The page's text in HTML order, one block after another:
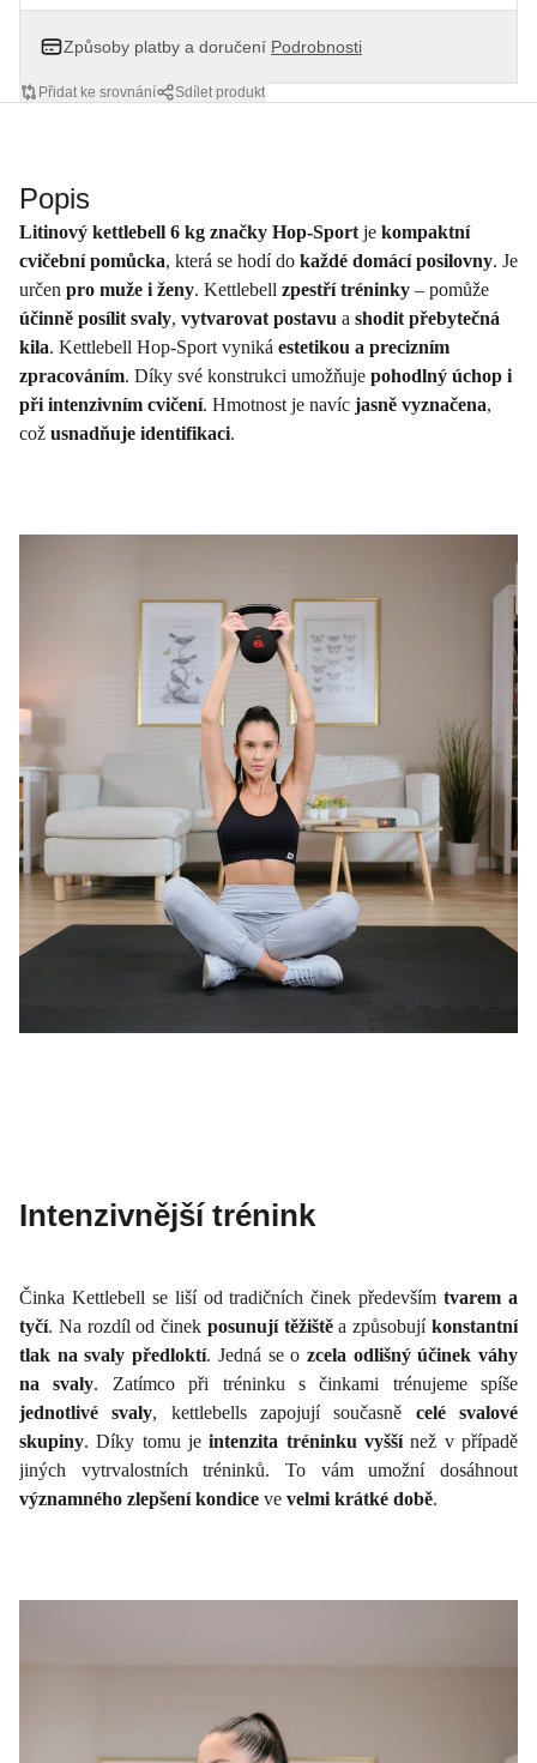
Způsoby platby a doručení Podrobnosti
Přidat ke srovnání Sdílet produkt
Popis
Litinový kettlebell 6 kg značky Hop-Sport je kompaktní
cvičební pomůcka, která se hodí do každé domácí posilovny. Je
určen pro muže i ženy. Kettlebell zpestří tréninky – pomůže
účinně posílit svaly, vytvarovat postavu a shodit přebytečná
kila. Kettlebell Hop-Sport vyniká estetikou a precizním
zpracováním. Díky své konstrukci umožňuje pohodlný úchop i
při intenzivním cvičení. Hmotnost je navíc jasně vyznačena,
což usnadňuje identifikaci.
Intenzivnější trénink
Činka Kettlebell se liší od tradičních činek předevšímtvarem a
tyčí. Na rozdíl od činek posunují těžištěa způsobujíkonstantní
tlak na svaly předloktí. Jedná se o zcela odlišný účinek váhy
na svaly. Zatímco při tréninku s činkami trénujeme spíše
jednotlivé svaly, kettlebells zapojují současně celé svalové
skupiny. Díky tomu jeintenzita tréninku vyššínež v případě
jiných vytrvalostních tréninků. To vám umožní dosáhnout
významného zlepšení kondice ve velmi krátké době.